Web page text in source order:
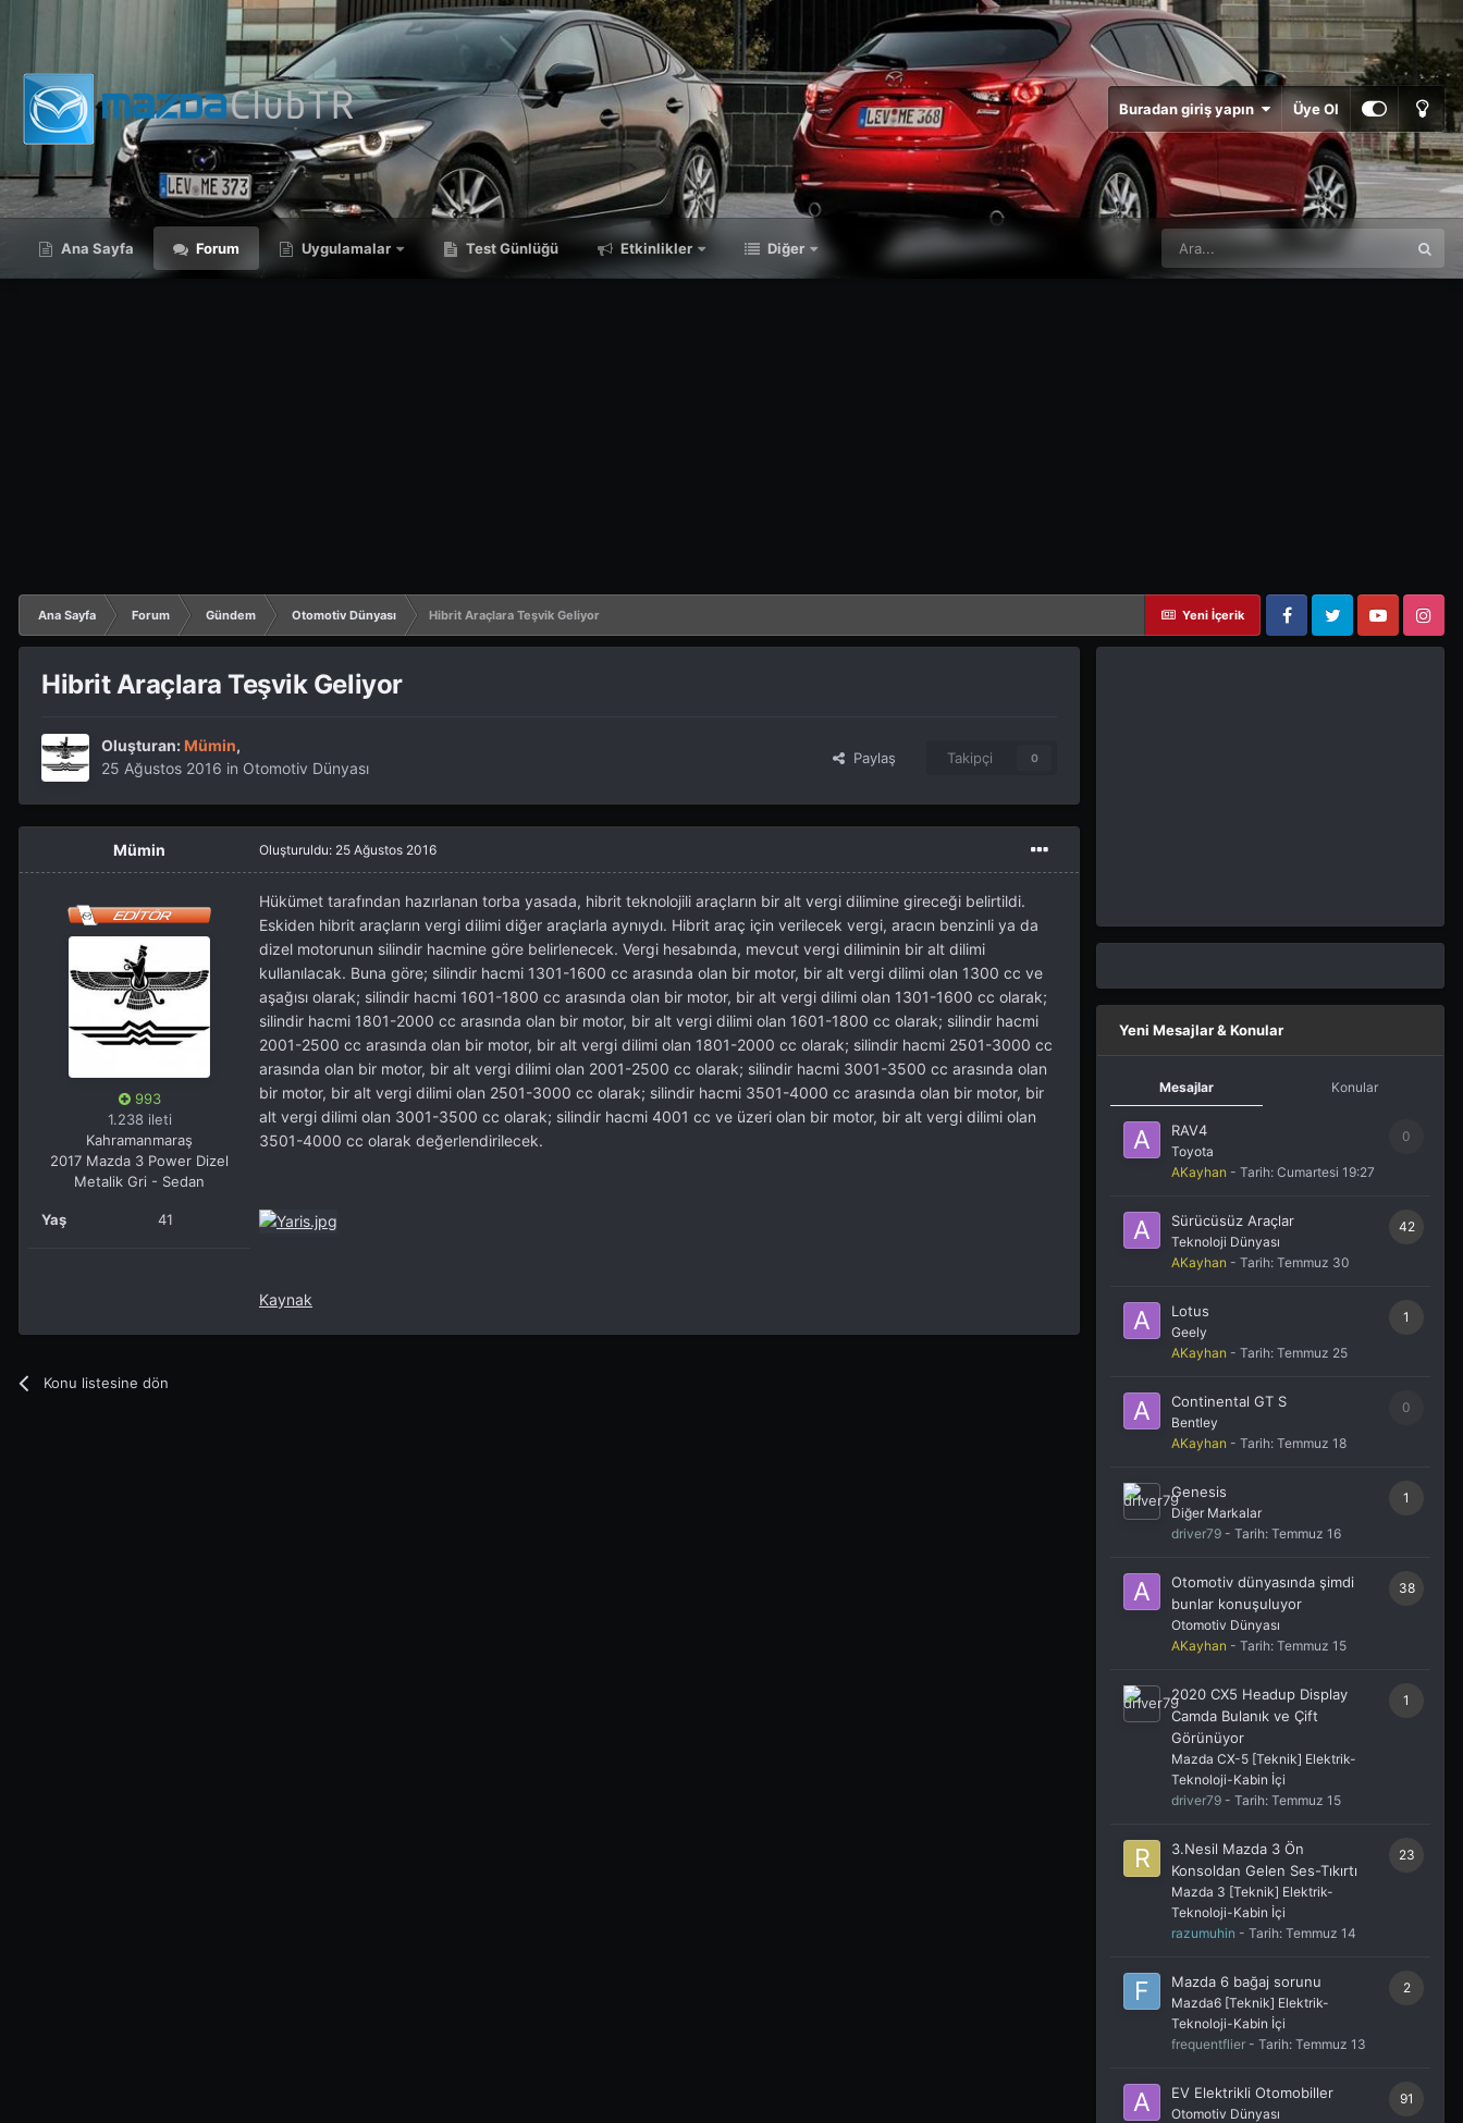
Buradan giriş yapın Üye Ol
Ana Sayfa Forum Uygulamalar Test Günlüğü Etkinlikler Diğer
Yeni İçerik
Ana Sayfa Forum Gündem Otomotiv Dünyası
Hibrit Araçlara Teşvik Geliyor
FacebookTwitter YouTube Instagram
Hibrit Araçlara Teşvik Geliyor
Oluşturan: Mümin,
25 Ağustos 2016 in Otomotiv Dünyası
Paylaş Takipçi 0
Mümin
993
1.238 ileti
Kahramanmaraş
2017 Mazda 3 Power Dizel
Metalik Gri - Sedan
Yaş 41
Oluşturuldu: 25 Ağustos 2016
Hükümet tarafından hazırlanan torba yasada, hibrit teknolojili araçların bir alt vergi dilimine gireceği belirtildi.
Eskiden hibrit araçların vergi dilimi diğer araçlarla aynıydı. Hibrit araç için verilecek vergi, aracın benzinli ya da
dizel motorunun silindir hacmine göre belirlenecek. Vergi hesabında, mevcut vergi diliminin bir alt dilimi
kullanılacak. Buna göre; silindir hacmi 1301-1600 cc arasında olan bir motor, bir alt vergi dilimi olan 1300 cc ve
aşağısı olarak; silindir hacmi 1601-1800 cc arasında olan bir motor, bir alt vergi dilimi olan 1301-1600 cc olarak;
silindir hacmi 1801-2000 cc arasında olan bir motor, bir alt vergi dilimi olan 1601-1800 cc olarak; silindir hacmi
2001-2500 cc arasında olan bir motor, bir alt vergi dilimi olan 1801-2000 cc olarak; silindir hacmi 2501-3000 cc
arasında olan bir motor, bir alt vergi dilimi olan 2001-2500 cc olarak; silindir hacmi 3001-3500 cc arasında olan
bir motor, bir alt vergi dilimi olan 2501-3000 cc olarak; silindir hacmi 3501-4000 cc arasında olan bir motor, bir
alt vergi dilimi olan 3001-3500 cc olarak; silindir hacmi 4001 cc ve üzeri olan bir motor, bir alt vergi dilimi olan
3501-4000 cc olarak değerlendirilecek.
Kaynak
Konu listesine dön
Yeni Mesajlar & Konular
Mesajlar Konular
0
RAV4
Toyota
AKayhan - Tarih: Cumartesi 19:27
42
Sürücüsüz Araçlar
Teknoloji Dünyası
AKayhan - Tarih: Temmuz 30
1
Lotus
Geely
AKayhan - Tarih: Temmuz 25
0
Continental GT S
Bentley
AKayhan - Tarih: Temmuz 18
1
Genesis
Diğer Markalar
driver79 - Tarih: Temmuz 16
38
Otomotiv dünyasında şimdi
bunlar konuşuluyor
Otomotiv Dünyası
AKayhan - Tarih: Temmuz 15
1
2020 CX5 Headup Display
Camda Bulanık ve Çift
Görünüyor
Mazda CX-5 [Teknik] Elektrik-
Teknoloji-Kabin İçi
driver79 - Tarih: Temmuz 15
23
3.Nesil Mazda 3 Ön
Konsoldan Gelen Ses-Tıkırtı
Mazda 3 [Teknik] Elektrik-
Teknoloji-Kabin İçi
razumuhin - Tarih: Temmuz 14
2
Mazda 6 bağaj sorunu
Mazda6 [Teknik] Elektrik-
Teknoloji-Kabin İçi
frequentflier - Tarih: Temmuz 13
91
EV Elektrikli Otomobiller
Otomotiv Dünyası